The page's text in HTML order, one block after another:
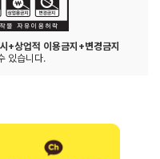
+상업적 이용금지+변경금지
있습니다.